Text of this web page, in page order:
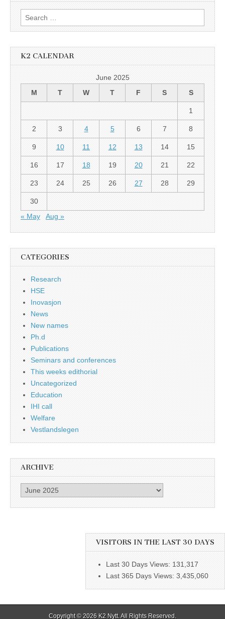
Search
for:
K2 CALENDAR
June 2025
M
T W T F S S
1
2 3 4 5 6 7 8
9 10 11 12 13 14 15
16 17 18 19 20 21 22
23 24 25 26 27 28 29
30
« May
Aug »
CATEGORIES
Research
HSE
Inovasjon
News
New names
Ph.d
Publications
Seminars and conferences
This weeks edithorial
Uncategorized
Education
IHI call
Welfare
Vestlandslegen
ARCHIVE
Archive
VISITORS IN THE LAST 30 DAYS
Last 30 Days Views: 131,317
Last 365 Days Views: 3,435,060
Copyright © 2026 K2 Nytt. All Rights Reserved.